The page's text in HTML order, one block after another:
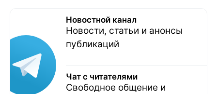
Новостной канал
Новости, статьи и анонсы
публикаций
Чат с читателями
Свободное общение и